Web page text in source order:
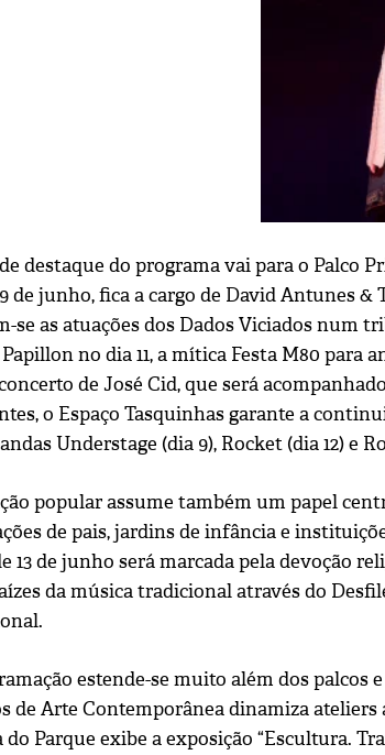
destaque do programa vai para o Palco
de junho, fica a cargo de David Antunes
se as atuações dos Dados Viciados num
no dia 11, a mítica Festa M80 para
de José Cid, que será
o Espaço Tasquinhas garante a
Understage (dia 9), Rocket (dia 12) e
popular assume também um papel
de pais, jardins de infância e
13 de junho será marcada pela devoção
da música tradicional através do
estende-se muito além dos palcos
de Arte Contemporânea dinamiza
do Parque exibe a exposição “Escultura.